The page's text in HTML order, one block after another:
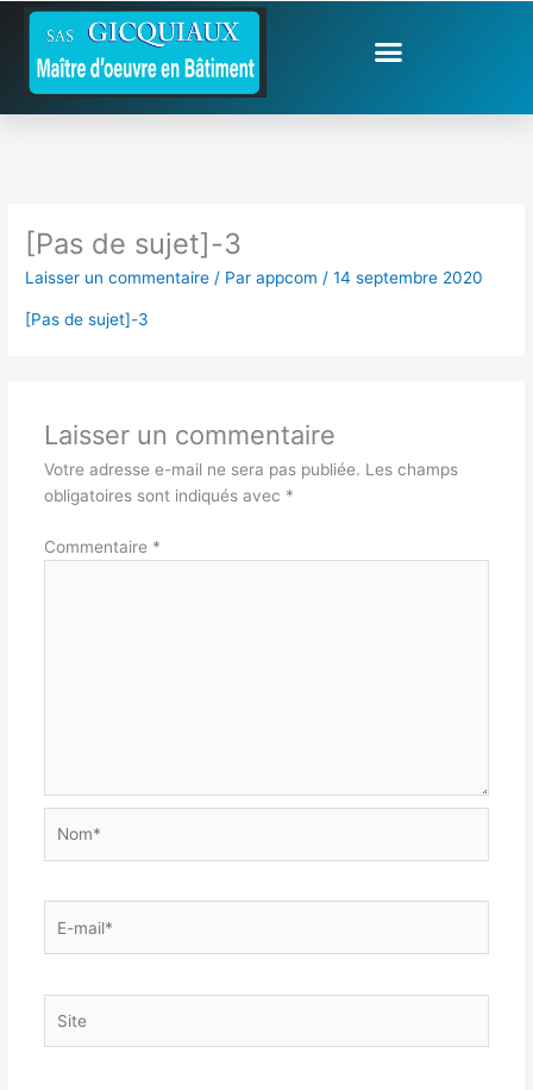
Aller
contenu
[Pas de sujet]-3
Laisser un commentaire / Parappcom /14 septembre 2020
[Pas de sujet]-3
Laisser un commentaire
Votre adresse e-mail ne sera pas publiée. Les champs
obligatoires sont indiqués avec *
Commentaire *
mail*